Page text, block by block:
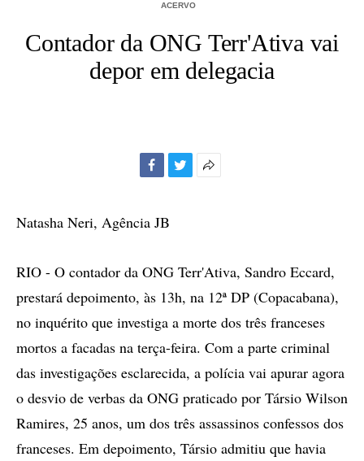
ACERVO
Contador da ONG Terr'Ativa vai
depor em delegacia
Natasha Neri, Agência JB
RIO - O contador da ONG Terr'Ativa, Sandro Eccard,
prestará depoimento, às 13h, na 12ª DP (Copacabana),
no inquérito que investiga a morte dos três franceses
mortos a facadas na terça-feira. Com a parte criminal
das investigações esclarecida, a polícia vai apurar agora
o desvio de verbas da ONG praticado por Társio Wilson
Ramires, 25 anos, um dos três assassinos confessos dos
franceses. Em depoimento, Társio admitiu que havia